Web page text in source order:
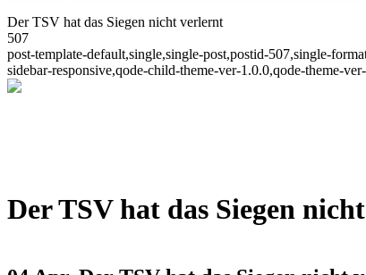
Der TSV hat das Siegen nicht verlernt
507
post-template-default,single,single-post,postid-507,single-
sidebar-responsive,qode-child-theme-ver-1.0.0,qode-theme-
Der TSV hat das Siegen